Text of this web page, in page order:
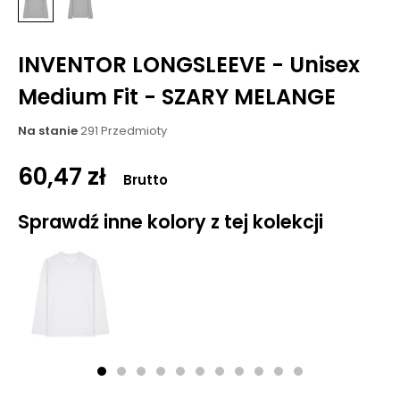
INVENTOR LONGSLEEVE - Unisex
Medium Fit - SZARY MELANGE
Na stanie291 Przedmioty
60,47 zł Brutto
Sprawdź inne kolory z tej kolekcji